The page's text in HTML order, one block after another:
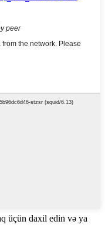
üçün daxil edin və ya